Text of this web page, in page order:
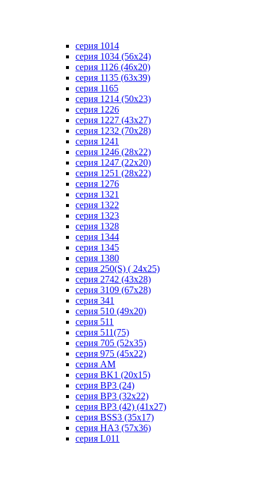
серия 1014
серия 1034 (56х24)
серия 1126 (46х20)
серия 1135 (63х39)
серия 1165
серия 1214 (50х23)
серия 1226
серия 1227 (43х27)
серия 1232 (70х28)
серия 1241
серия 1246 (28х22)
серия 1247 (22х20)
серия 1251 (28х22)
серия 1276
серия 1321
серия 1322
серия 1323
серия 1328
серия 1344
серия 1345
серия 1380
серия 250(S) ( 24х25)
серия 2742 (43х28)
серия 3109 (67х28)
серия 341
серия 510 (49х20)
серия 511
серия 511(75)
серия 705 (52х35)
серия 975 (45х22)
серия AM
серия BK1 (20х15)
серия BP3 (24)
серия BP3 (32х22)
серия BP3 (42) (41х27)
серия BSS3 (35х17)
серия HA3 (57х36)
серия L011